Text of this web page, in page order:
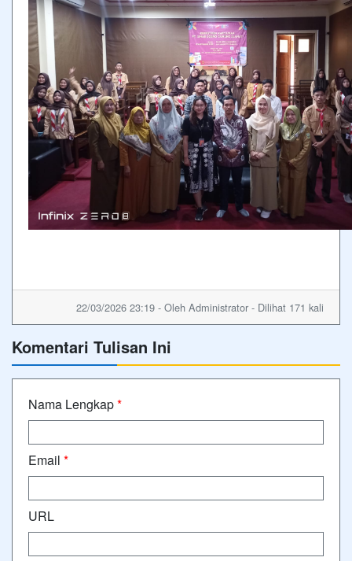
22/03/2026 23:19 - Oleh Administrator - Dilihat 171 kali
Komentari Tulisan Ini
Nama Lengkap*
Email *
URL